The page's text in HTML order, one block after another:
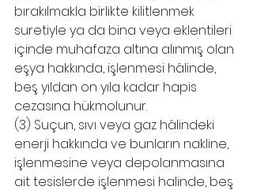
bırakılmakla birlikte kilitlenmek
suretiyle ya da bina veya eklentileri
içinde muhafaza altına alınmış olan
eşya hakkında, işlenmesi hâlinde,
beş yıldan on yıla kadar hapis
cezasına hükmolunur.
(3) Suçun, sıvı veya gaz hâlindeki
enerji hakkında ve bunların nakline,
işlenmesine veya depolanmasına
ait tesislerde işlenmesi halinde, beş